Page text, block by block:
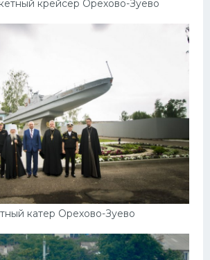
крейсер Орехово-Зуево
катер Орехово-Зуево